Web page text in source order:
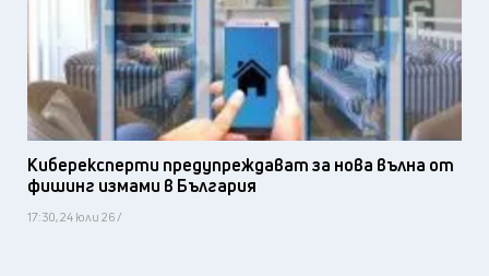
Киберексперти предупреждават за нова вълна от
фишинг измами в България
17:30, 24 юли 26 /